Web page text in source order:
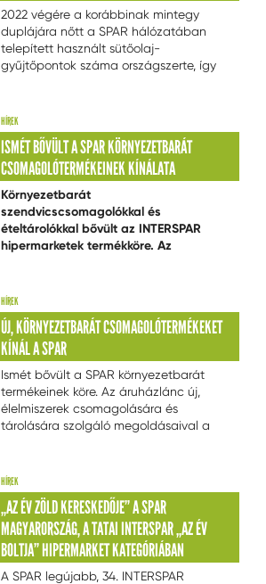
2022 végére a korábbinak mintegy
duplájára nőtt a SPAR hálózatában
telepített használt sütőolaj-
gyűjtőpontok száma országszerte, így
elhelyezni az egyébként
környezetszennyező, ám korszerű
technológiával újrahasznosítható
anyagot.
HÍREK
ISMÉT BŐVÜLT A SPAR KÖRNYEZETBARÁT
CSOMAGOLÓTERMÉKEINEK KÍNÁLATA
Környezetbarát
szendvicscsomagolókkal és
ételtárolókkal bővült az INTERSPAR
hipermarketek termékköre. Az
tárolására szolgáló „zöld” megoldásait.
HÍREK
ÚJ, KÖRNYEZETBARÁT CSOMAGOLÓTERMÉKEKET
KÍNÁL A SPAR
Ismét bővült a SPAR környezetbarát
termékeinek köre. Az áruházlánc új,
élelmiszerek csomagolására és
tárolására szolgáló megoldásaival a
vásárlók.
HÍREK
„AZ ÉV ZÖLD KERESKEDŐJE” A SPAR
MAGYARORSZÁG, A TATAI INTERSPAR „AZ ÉV
BOLTJA” HIPERMARKET KATEGÓRIÁBAN
A SPAR legújabb, 34. INTERSPAR